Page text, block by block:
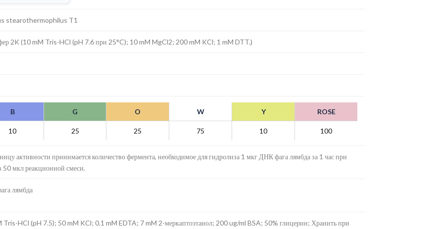
stearothermophilus T1
2K (10 mM Tris-HCl (pH 7.6 при 25°C); 10 mM MgCl2; 200 mM KCl; 1 mM DTT.)
B G O W Y ROSE
10 25 25 75 10 100
активности принимается количество фермента, необходимое для гидролиза 1 мкг ДНК фага лямбда за 1 час при
50 мкл реакционной смеси.
лямбда
Tris-HCl (pH 7.5); 50 mM KCl; 0.1 mM EDTA; 7 mM 2-меркаптоэтанол; 200 ug/ml BSA; 50% глицерин; Хранить при